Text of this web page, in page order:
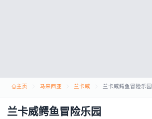
主页 马来西亚 兰卡威 兰卡威鳄鱼冒险乐园
兰卡威鳄鱼冒险乐园